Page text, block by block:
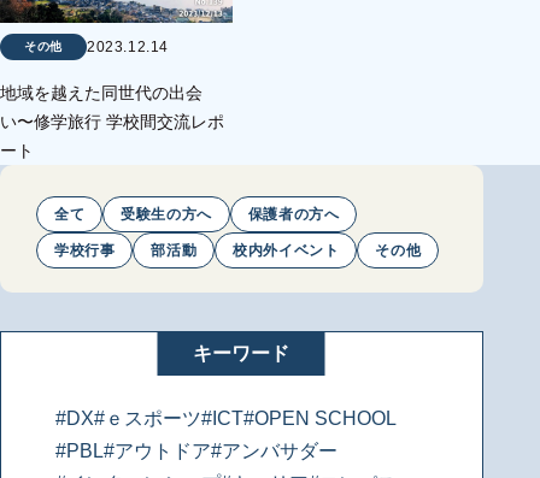
その他 2023.12.14
地域を越えた同世代の出会
い〜修学旅行 学校間交流レポ
ート
全て 受験生の方へ 保護者の方へ
学校行事 部活動 校内外イベント その他
キーワード
#DX#ｅスポーツ#ICT#OPEN SCHOOL
#PBL#アウトドア#アンバサダー